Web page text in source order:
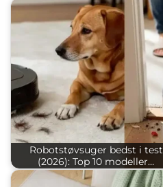
Robotstøvsuger bedst i test
(2026): Top 10 modeller…